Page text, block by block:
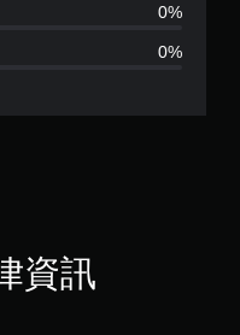
5
星
0%
0%
資訊